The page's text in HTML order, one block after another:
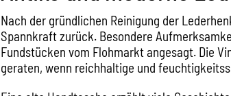
Nach der gründlichen Reinigung der
Spannkraft zurück. Besondere
Fundstücken vom Flohmarkt angesagt. Die
geraten, wenn reichhaltige und